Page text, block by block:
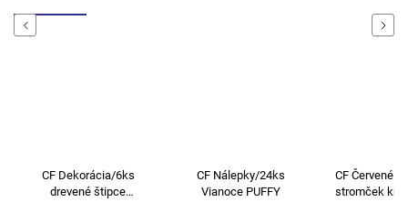
Previous
CF Dekorácia/6ks
drevené štipce
CF Nálepky/24ks
Vianoce PUFFY
CF Červené
stromček
Next